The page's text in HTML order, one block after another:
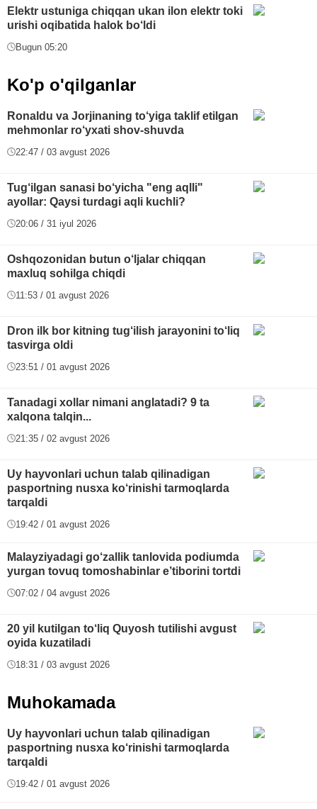
Elektr ustuniga chiqqan ukan ilon elektr toki
urishi oqibatida halok bo‘ldi
Bugun 05:20
Ko'p o'qilganlar
Ronaldu va Jorjinaning to‘yiga taklif etilgan
mehmonlar ro‘yxati shov-shuvda
22:47 / 03 avgust 2026
Tug‘ilgan sanasi bo‘yicha "eng aqlli"
ayollar: Qaysi turdagi aqli kuchli?
20:06 / 31 iyul 2026
Oshqozonidan butun o‘ljalar chiqqan
maxluq sohilga chiqdi
11:53 / 01 avgust 2026
Dron ilk bor kitning tug‘ilish jarayonini to‘liq
tasvirga oldi
23:51 / 01 avgust 2026
Tanadagi xollar nimani anglatadi? 9 ta
xalqona talqin...
21:35 / 02 avgust 2026
Uy hayvonlari uchun talab qilinadigan
pasportning nusxa ko‘rinishi tarmoqlarda
tarqaldi
19:42 / 01 avgust 2026
Malayziyadagi go‘zallik tanlovida podiumda
yurgan tovuq tomoshabinlar e’tiborini tortdi
07:02 / 04 avgust 2026
20 yil kutilgan to‘liq Quyosh tutilishi avgust
oyida kuzatiladi
18:31 / 03 avgust 2026
Muhokamada
Uy hayvonlari uchun talab qilinadigan
pasportning nusxa ko‘rinishi tarmoqlarda
tarqaldi
19:42 / 01 avgust 2026